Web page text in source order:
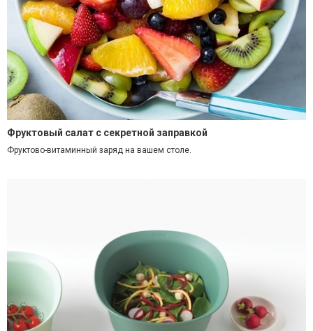
Фруктовый салат с секретной заправкой
Фруктово-витаминный заряд на вашем столе.